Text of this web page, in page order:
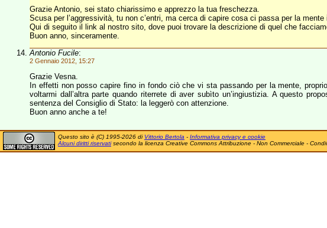
Grazie Antonio, sei stato chiarissimo e apprezzo la tua freschezza.
Scusa per l’aggressività, tu non c’entri, ma cerca di capire cosa ci passa per la mente
Qui di seguito il link al nostro sito, dove puoi trovare la descrizione di quel che
Buon anno, sinceramente.
Antonio Fucile:
2 Gennaio 2012, 15:27
Grazie Vesna.
In effetti non posso capire fino in fondo ciò che vi sta passando per la mente,
voltarmi dall’altra parte quando riterrete di aver subìto un’ingiustizia. A questo
sentenza del Consiglio di Stato: la leggerò con attenzione.
Buon anno anche a te!
Questo sito è (C) 1995-2026 di Vittorio Bertola - Informativa privacy e cookie
Alcuni diritti riservatisecondo la licenza Creative Commons Attribuzione - Non Commerciale -